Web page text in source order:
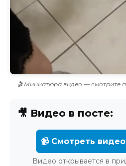
🎬 Миниатюра видео — смотрите
🎥 Видео в посте:
📹 Смотреть
Видео открывается в